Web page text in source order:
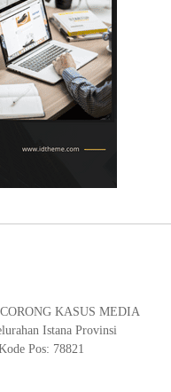
KASUS MEDIA
Istana Provinsi
Pos: 78821